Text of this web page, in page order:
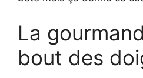
La
bout des